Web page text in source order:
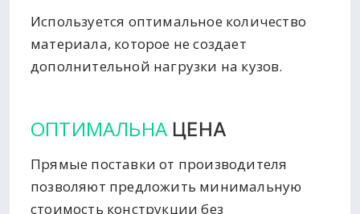
Используется оптимальное количество
материала, которое не создает
дополнительной нагрузки на кузов.
ОПТИМАЛЬНА ЦЕНА
Прямые поставки от производителя
позволяют предложить минимальную
стоимость конструкции без